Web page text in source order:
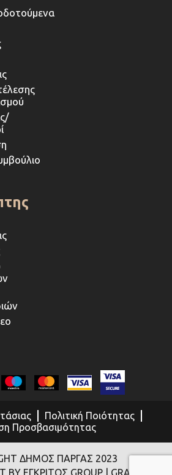
Πολιτική Ποιότητας
Προσβασιμότητας
ΔΗΜΟΣ ΠΑΡΓΑΣ 2023
BY ΕΓΚΡΙΤΟΣ GROUP| GRAPHICS